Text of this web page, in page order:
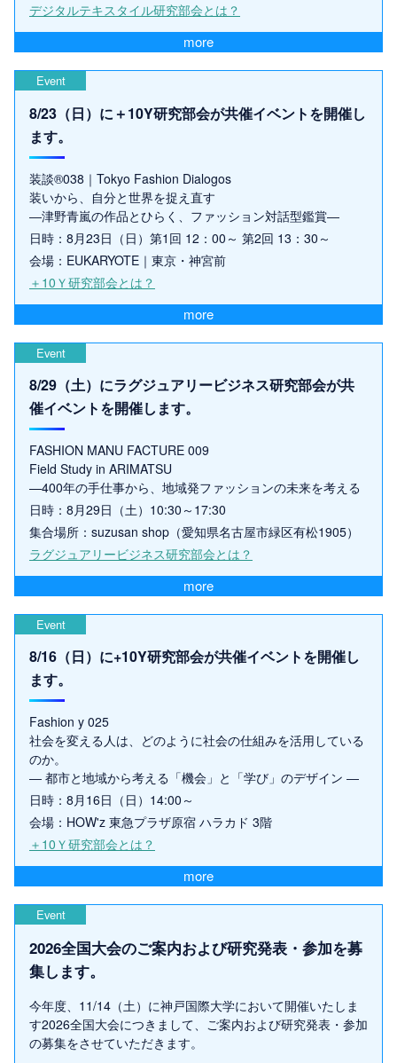
デジタルテキスタイル研究部会とは？
more
Event
8/23（日）に＋10Y研究部会が共催イベントを開催し
ます。
装談®038｜Tokyo Fashion Dialogos
装いから、自分と世界を捉え直す
―津野青嵐の作品とひらく、ファッション対話型鑑賞―
日時：8月23日（日）第1回 12：00～ 第2回 13：30～
会場：EUKARYOTE｜東京・神宮前
＋10Ｙ研究部会とは？
more
Event
8/29（土）にラグジュアリービジネス研究部会が共
催イベントを開催します。
FASHION MANU FACTURE 009
Field Study in ARIMATSU
—400年の手仕事から、地域発ファッションの未来を考える
日時：8月29日（土）10:30～17:30
集合場所：suzusan shop（愛知県名古屋市緑区有松1905）
ラグジュアリービジネス研究部会とは？
more
Event
8/16（日）に+10Y研究部会が共催イベントを開催し
ます。
Fashion y 025
社会を変える人は、どのように社会の仕組みを活用している
のか。
― 都市と地域から考える「機会」と「学び」のデザイン ―
日時：8月16日（日）14:00～
会場：HOW'z 東急プラザ原宿 ハラカド 3階
＋10Ｙ研究部会とは？
more
Event
2026全国大会のご案内および研究発表・参加を募
集します。
今年度、11/14（土）に神戸国際大学において開催いたしま
す2026全国大会につきまして、ご案内および研究発表・参加
の募集をさせていただきます。